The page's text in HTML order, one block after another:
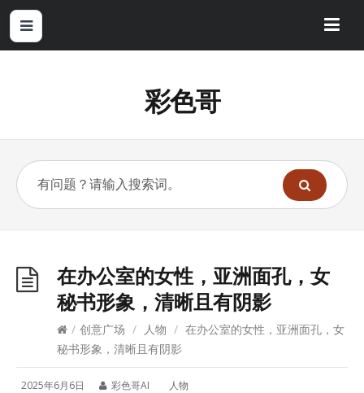
彩色哥
在办公室的女性，亚洲面孔，女
秘书形象，清晰且有阴影
/ 创意广场 / 人物 / 在办公室的女性，亚洲面孔，女
秘书形象，清晰且有阴影
2025年6月6日 彩色哥AI 人物